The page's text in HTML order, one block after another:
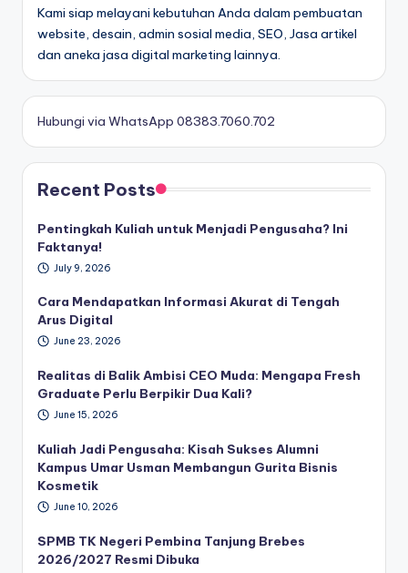
Kami siap melayani kebutuhan Anda dalam pembuatan
website, desain, admin sosial media, SEO, Jasa artikel
dan aneka jasa digital marketing lainnya.
Hubungi via WhatsApp 08383.7060.702
Recent Posts
Pentingkah Kuliah untuk Menjadi Pengusaha? Ini
Faktanya!
July 9, 2026
Cara Mendapatkan Informasi Akurat di Tengah
Arus Digital
June 23, 2026
Realitas di Balik Ambisi CEO Muda: Mengapa Fresh
Graduate Perlu Berpikir Dua Kali?
June 15, 2026
Kuliah Jadi Pengusaha: Kisah Sukses Alumni
Kampus Umar Usman Membangun Gurita Bisnis
Kosmetik
June 10, 2026
SPMB TK Negeri Pembina Tanjung Brebes
2026/2027 Resmi Dibuka